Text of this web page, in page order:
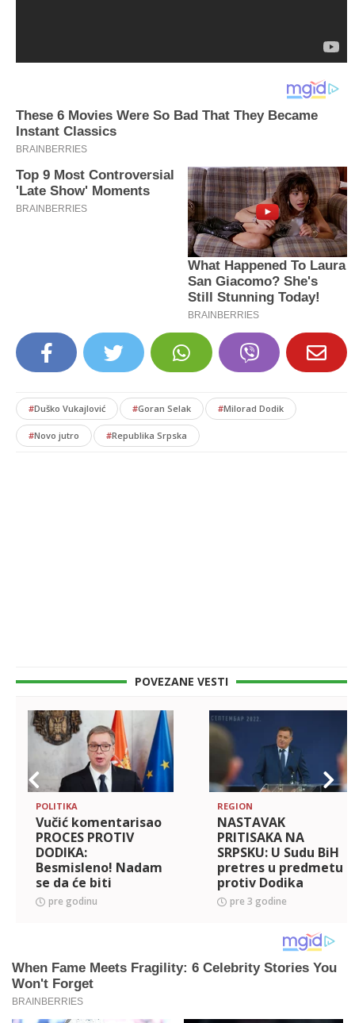
#Duško Vukajlović #Goran Selak #Milorad Dodik
#Novo jutro #Republika Srpska
POVEZANE VESTI
POLITIKA
Vučić komentarisao
PROCES PROTIV
DODIKA:
Besmisleno! Nadam
se da će biti
zdravog razuma - to
u 21. veku nije ni
pre godinu
REGION
NASTAVAK
PRITISAKA NA
SRPSKU: U Sudu BiH
pretres u predmetu
protiv Dodika
pre 3 godine